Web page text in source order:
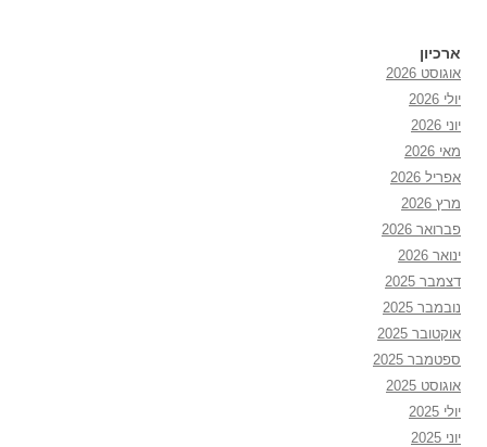
ארכיון
אוגוסט 2026
יולי 2026
יוני 2026
מאי 2026
אפריל 2026
מרץ 2026
פברואר 2026
ינואר 2026
דצמבר 2025
נובמבר 2025
אוקטובר 2025
ספטמבר 2025
אוגוסט 2025
יולי 2025
יוני 2025